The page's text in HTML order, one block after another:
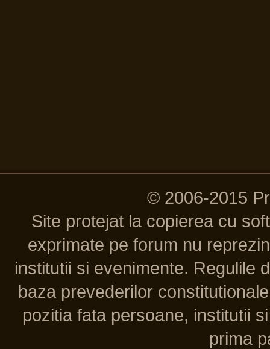
© 2006-2015
Site protejat la copierea cu
exprimate pe forum nu
institutii si evenimente. Regulile
baza prevederilor
pozitia fata persoane, institutii
prima